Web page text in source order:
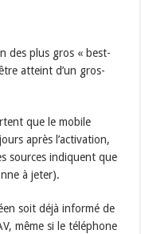
des plus gros « best-
atteint d’un gros-
que le mobile
après l’activation,
sources indiquent que
à jeter).
soit déjà informé de
même si le téléphone